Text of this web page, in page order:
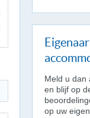
Meld u dan
en blijf op
op uw